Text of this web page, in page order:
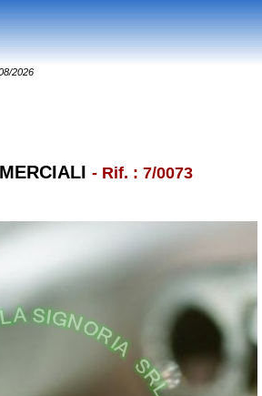
2026
- Rif. : 7/0073